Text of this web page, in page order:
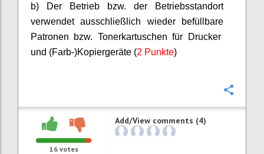
b) Der Betrieb bzw. der Betriebsstandort
verwendet ausschließlich wieder
befüllbare
Patronen bzw. Tonerkartuschen für Drucker
und (Farb-)Kopiergeräte (2 Punkte)
16votes
Add/View comments (4)